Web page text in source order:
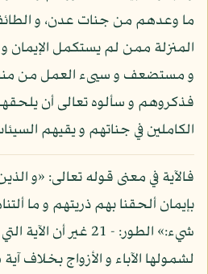
ما وعدهم من جنات عدن، و
المنزلة ممن لم يستكمل الإيمان
و مستضعف و سيىء العمل من
فذكروهم و سألوه تعالى أن
الكاملين في جناتهم و يقيهم
فالآية في معنى قوله تعالى: «و
بإيمان ألحقنا بهم ذريتهم و ما
شيء:» الطور: - 21 غير
لشمولها الآباء و الأزواج بخلاف